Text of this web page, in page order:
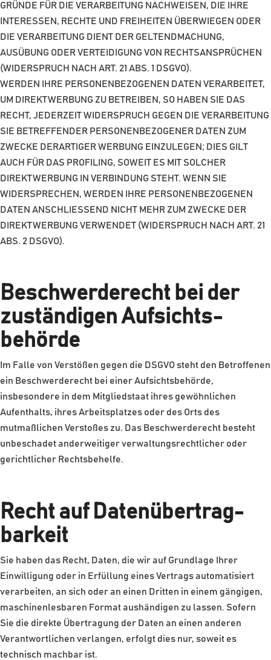
GRÜNDE FÜR DIE VERARBEITUNG NACHWEISEN, DIE IHRE
INTERESSEN, RECHTE UND FREIHEITEN ÜBERWIEGEN ODER
DIE VERARBEITUNG DIENT DER GELTENDMACHUNG,
AUSÜBUNG ODER VERTEIDIGUNG VON RECHTSANSPRÜCHEN
(WIDERSPRUCH NACH ART. 21 ABS. 1 DSGVO).
WERDEN IHRE PERSONENBEZOGENEN DATEN VERARBEITET,
UM DIREKTWERBUNG ZU BETREIBEN, SO HABEN SIE DAS
RECHT, JEDERZEIT WIDERSPRUCH GEGEN DIE VERARBEITUNG
SIE BETREFFENDER PERSONENBEZOGENER DATEN ZUM
ZWECKE DERARTIGER WERBUNG EINZULEGEN; DIES GILT
AUCH FÜR DAS PROFILING, SOWEIT ES MIT SOLCHER
DIREKTWERBUNG IN VERBINDUNG STEHT. WENN SIE
WIDERSPRECHEN, WERDEN IHRE PERSONENBEZOGENEN
DATEN ANSCHLIESSEND NICHT MEHR ZUM ZWECKE DER
DIREKTWERBUNG VERWENDET (WIDERSPRUCH NACH ART. 21
ABS. 2 DSGVO).
Beschwerde­recht bei der
zuständigen Aufsichts­
behörde
Im Falle von Verstößen gegen die DSGVO steht den Betroffenen
ein Beschwerderecht bei einer Aufsichtsbehörde,
insbesondere in dem Mitgliedstaat ihres gewöhnlichen
Aufenthalts, ihres Arbeitsplatzes oder des Orts des
mutmaßlichen Verstoßes zu. Das Beschwerderecht besteht
unbeschadet anderweitiger verwaltungsrechtlicher oder
gerichtlicher Rechtsbehelfe.
Recht auf Daten­übertrag­
barkeit
Sie haben das Recht, Daten, die wir auf Grundlage Ihrer
Einwilligung oder in Erfüllung eines Vertrags automatisiert
verarbeiten, an sich oder an einen Dritten in einem gängigen,
maschinenlesbaren Format aushändigen zu lassen. Sofern
Sie die direkte Übertragung der Daten an einen anderen
Verantwortlichen verlangen, erfolgt dies nur, soweit es
technisch machbar ist.